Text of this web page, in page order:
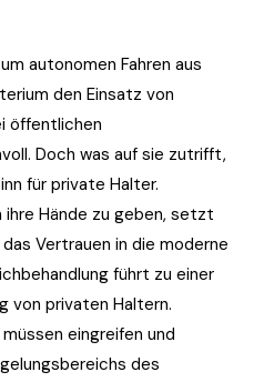
autonomen Fahren aus
den Einsatz von
öffentlichen
Doch was auf sie zutrifft,
für private Halter.
Hände zu geben, setzt
Vertrauen in die moderne
führt zu einer
von privaten Haltern.
eingreifen und
des